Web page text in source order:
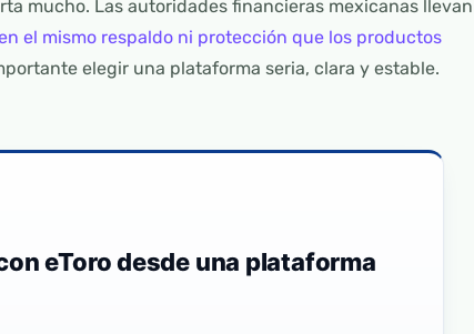
mucho. Las autoridades financieras mexicanas llevan
el mismo respaldo ni protección que los productos
elegir una plataforma seria, clara y estable.
eToro desde una plataforma